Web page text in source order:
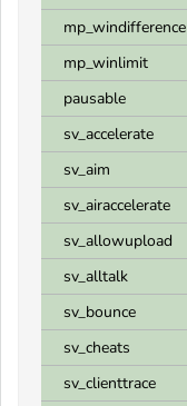
mp_windifference
mp_winlimit
pausable
sv_accelerate
sv_aim
sv_airaccelerate
sv_allowupload
sv_alltalk
sv_bounce
sv_cheats
sv_clienttrace